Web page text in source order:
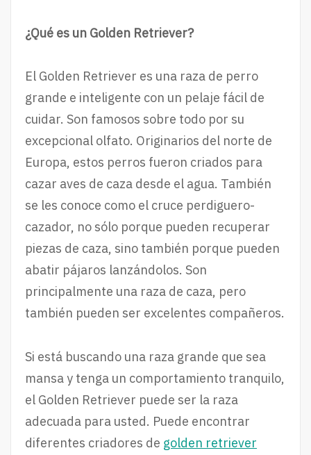
¿Qué es un Golden Retriever?
El Golden Retriever es una raza de perro
grande e inteligente con un pelaje fácil de
cuidar. Son famosos sobre todo por su
excepcional olfato. Originarios del norte de
Europa, estos perros fueron criados para
cazar aves de caza desde el agua. También
se les conoce como el cruce perdiguero-
cazador, no sólo porque pueden recuperar
piezas de caza, sino también porque pueden
abatir pájaros lanzándolos. Son
principalmente una raza de caza, pero
también pueden ser excelentes compañeros.
Si está buscando una raza grande que sea
mansa y tenga un comportamiento tranquilo,
el Golden Retriever puede ser la raza
adecuada para usted. Puede encontrar
diferentes criadores de golden retriever